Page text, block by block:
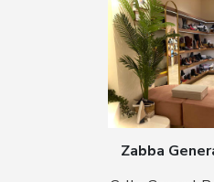
Zabba